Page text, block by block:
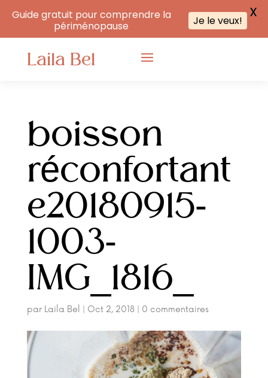
Laila Bel
boisson
réconfortant
e20180915-
1003-
IMG_1816_
par Laila Bel Oct 2, 2018| 0 commentaires
Guide gratuit pour comprendre la
périménopause
Je le veux! X